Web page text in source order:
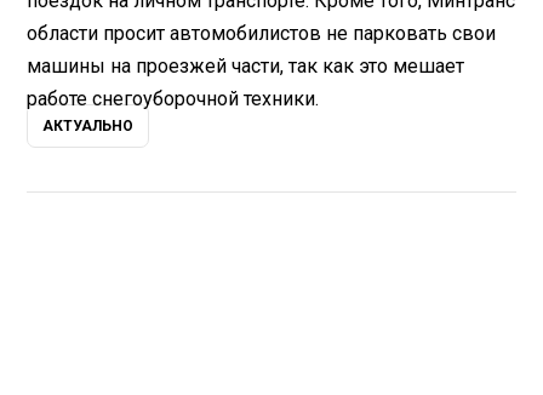
области просит автомобилистов не парковать свои
машины на проезжей части, так как это мешает
работе снегоуборочной техники.
АКТУАЛЬНО